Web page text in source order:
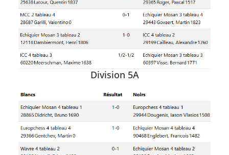
Division 5A